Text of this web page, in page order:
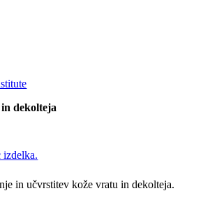
dekolteja
izdelka.
in učvrstitev kože vratu in dekolteja.